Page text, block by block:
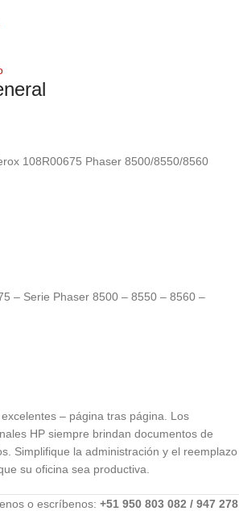
108R00675 Phaser 8500/8550/8560
– Serie Phaser 8500 – 8550 – 8560 –
– página tras página. Los
HP siempre brindan documentos de
Simplifique la administración y el reemplazo
su oficina sea productiva.
o escríbenos: +51 950 803 082 / 947 278